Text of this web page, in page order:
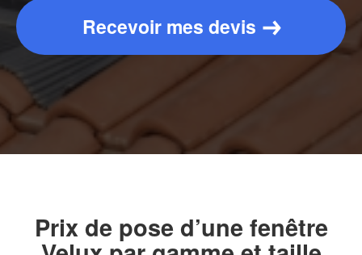
Recevoir mes devis
Prix de pose d’une fenêtre